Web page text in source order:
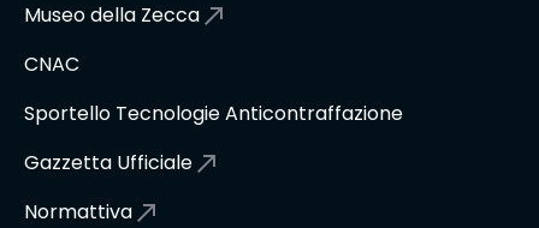
Museo della Zecca
CNAC
Sportello Tecnologie Anticontraffazione
Gazzetta Ufficiale
Normattiva